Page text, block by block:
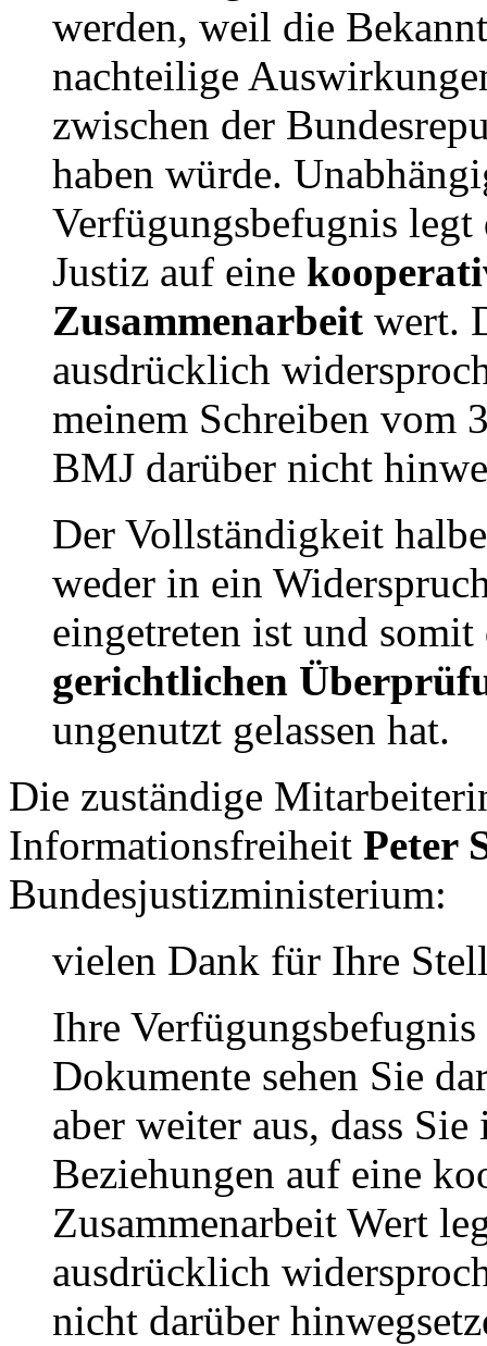
werden, weil die
nachteilige
zwischen der
haben würde.
Verfügungsbefugnis
Justiz auf eine
Zusammenarbeit wert.
ausdrücklich
meinem Schreiben vom
BMJ darüber nicht
Der Vollständigkeit
weder in ein
eingetreten ist und
gerichtlichen
ungenutzt gelassen hat.
Die zuständige
Informationsfreiheit Peter
Bundesjustizministerium:
vielen Dank für Ihre
Ihre
Dokumente sehen Sie
aber weiter aus, dass
Beziehungen auf eine
Zusammenarbeit Wert
ausdrücklich
nicht darüber